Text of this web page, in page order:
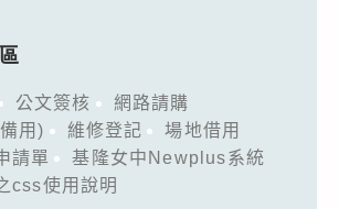
公文簽核
網路請購
用)
維修登記
場地借用
請單
基隆女中Newplus系統
css使用說明